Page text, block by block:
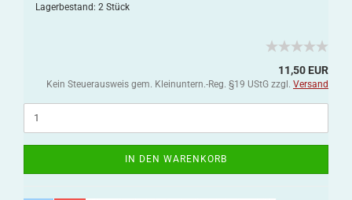
Lagerbestand: 2 Stück
11,50 EUR
Kein Steuerausweis gem. Kleinuntern.-Reg. §19 UStG zzgl. Versand
IN DEN WARENKORB